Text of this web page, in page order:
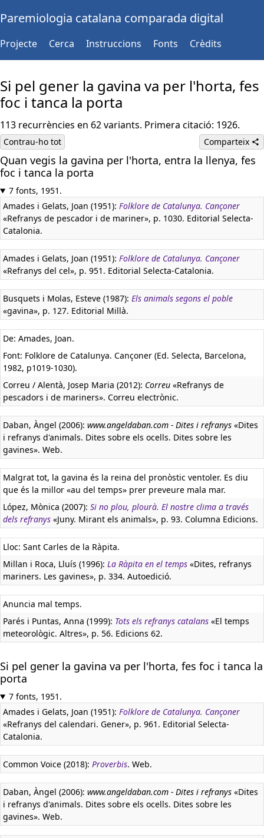
Paremiologia catalana comparada digital
Projecte Cerca Instruccions Fonts Crèdits
Si pel gener la gavina va per l'horta, fes
foc i tanca la porta
113 recurrències en 62 variants. Primera citació: 1926.
Contrau-ho tot Comparteix
Quan vegis la gavina per l'horta, entra la llenya, fes
foc i tanca la porta
7 fonts, 1951.
Amades i Gelats, Joan (1951): Folklore de Catalunya. Cançoner
«Refranys de pescador i de mariner», p. 1030. Editorial Selecta-
Catalonia.
Amades i Gelats, Joan (1951): Folklore de Catalunya. Cançoner
«Refranys del cel», p. 951. Editorial Selecta-Catalonia.
Busquets i Molas, Esteve (1987): Els animals segons el poble
«gavina», p. 127. Editorial Millà.
De: Amades, Joan.
Font: Folklore de Catalunya. Cançoner (Ed. Selecta, Barcelona,
1982, p1019-1030).
Correu / Alentà, Josep Maria (2012): Correu «Refranys de
pescadors i de mariners». Correu electrònic.
Daban, Àngel (2006): www.angeldaban.com - Dites i refranys «Dites
i refranys d'animals. Dites sobre els ocells. Dites sobre les
gavines». Web.
Malgrat tot, la gavina és la reina del pronòstic ventoler. Es diu
que és la millor «au del temps» prer preveure mala mar.
López, Mònica (2007): Si no plou, plourà. El nostre clima a través
dels refranys «Juny. Mirant els animals», p. 93. Columna Edicions.
Lloc: Sant Carles de la Ràpita.
Millan i Roca, Lluís (1996): La Ràpita en el temps «Dites, refranys
mariners. Les gavines», p. 334. Autoedició.
Anuncia mal temps.
Parés i Puntas, Anna (1999): Tots els refranys catalans «El temps
meteorològic. Altres», p. 56. Edicions 62.
Si pel gener la gavina va per l'horta, fes foc i tanca la
porta
7 fonts, 1951.
Amades i Gelats, Joan (1951): Folklore de Catalunya. Cançoner
«Refranys del calendari. Gener», p. 961. Editorial Selecta-
Catalonia.
Common Voice (2018): Proverbis. Web.
Daban, Àngel (2006): www.angeldaban.com - Dites i refranys «Dites
i refranys d'animals. Dites sobre els ocells. Dites sobre les
gavines». Web.